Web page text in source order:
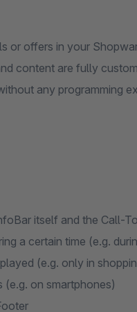
or offers in your
content are fully
any programming
itself and the Call-
a certain time (e.g.
(e.g. only in
on smartphones)